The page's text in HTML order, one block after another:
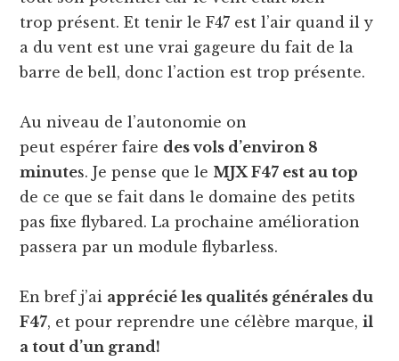
trop présent. Et tenir le F47 est l’air quand il y
a du vent est une vrai gageure du fait de la
barre de bell, donc l’action est trop présente.
Au niveau de l’autonomie on
peut espérer faire des vols d’environ 8
minutes. Je pense que le MJX F47 est au top
de ce que se fait dans le domaine des petits
pas fixe flybared. La prochaine amélioration
passera par un module flybarless.
En bref j’ai apprécié les qualités générales du
F47, et pour reprendre une célèbre marque,il
a tout d’un grand!